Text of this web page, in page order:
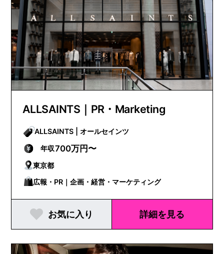
ALLSAINTS｜PR・Marketing
ALLSAINTS | オールセインツ
年収700万円〜
東京都
広報・PR｜企画・経営・マーケティング
お気に入り 詳細を見る